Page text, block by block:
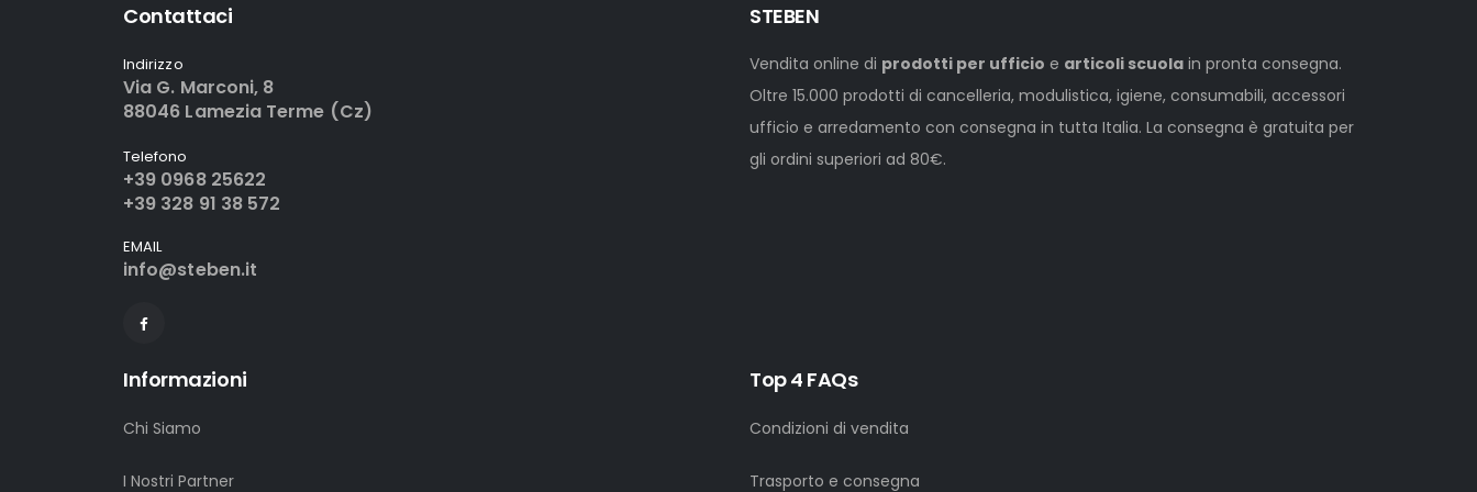
Contattaci
Indirizzo
Via G. Marconi, 8
88046 Lamezia Terme (Cz)
Telefono
+39 0968 25622
+39 328 91 38 572
EMAIL
info@steben.it
STEBEN
Vendita online di prodotti per ufficio e articoli scuola in pronta consegna.
Oltre 15.000 prodotti di cancelleria, modulistica, igiene, consumabili, accessori
ufficio e arredamento con consegna in tutta Italia. La consegna è gratuita per
gli ordini superiori ad 80€.
Informazioni
Chi Siamo
I Nostri Partner
Top 4 FAQs
Condizioni di vendita
Trasporto e consegna